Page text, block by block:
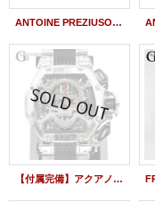
ANTOINE PREZIUSO アントワーヌ・プレジウソ Fuji Day and Night 彫金加工 エングレービング
【付属完備】アクアノウティック KCトノー キングクロノグラフ スケルトン スカルマスク TN0002WN00T02 / 22917